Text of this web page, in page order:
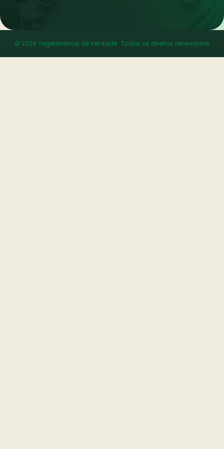
© 2026 Vegetarianos de Verdade · Todos os direitos reservados